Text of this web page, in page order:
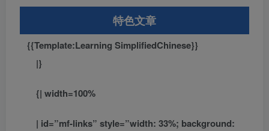
特色文章
{{Template:Learning SimplifiedChinese}}
|}
{| width=100%
| id=”mf-links” style=”width: 33%; background: